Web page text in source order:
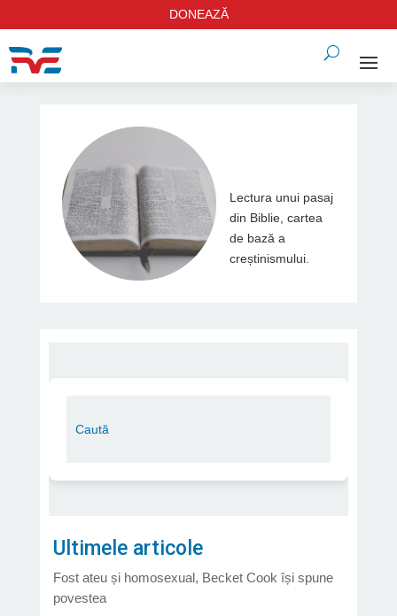
DONEAZĂ
Lectura unui pasaj
din Biblie, cartea
de bază a
creștinismului.
Ultimele articole
Fost ateu și homosexual, Becket Cook își spune
povestea